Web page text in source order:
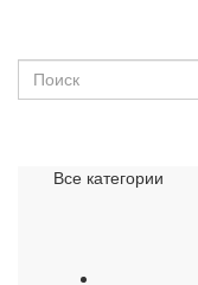
Все категории